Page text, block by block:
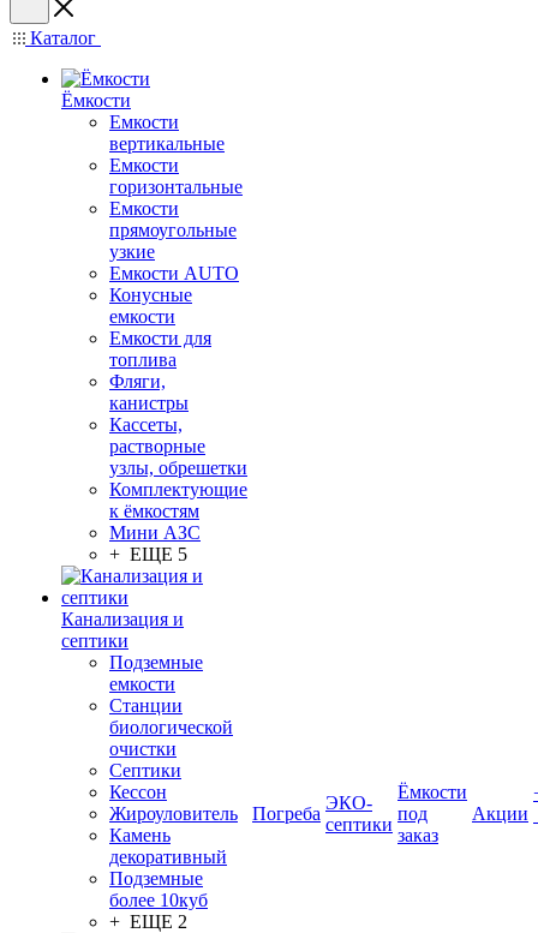
Каталог
Ёмкости
Емкости
вертикальные
Емкости
горизонтальные
Емкости
прямоугольные
узкие
Емкости АUТО
Конусные
емкости
Емкости для
топлива
Фляги,
канистры
Кассеты,
растворные
узлы, обрешетки
Комплектующие
к ёмкостям
Мини АЗС
+ ЕЩЕ 5
Канализация и
септики
Подземные
емкости
Станции
биологической
очистки
Септики
Кессон
Жироуловитель
Камень
декоративный
Подземные
более 10куб
+ ЕЩЕ 2
Погреба
ЭКО-
септики
Ёмкости
под
заказ
Акции